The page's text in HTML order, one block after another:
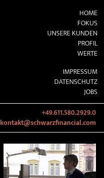
HOME
FOKUS
UNSERE KUNDEN
PROFIL
WERTE
IMPRESSUM
DATENSCHUTZ
JOBS
+49.611.580.2929.0
kontakt@schwarzfinancial.com